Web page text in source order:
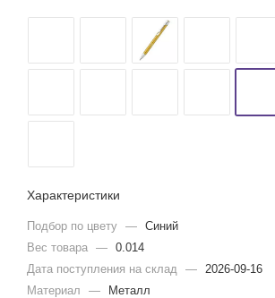
Характеристики
Подбор по цвету — Синий
Вес товара — 0.014
Дата поступления на склад — 2026-09-16
Материал
—
Металл